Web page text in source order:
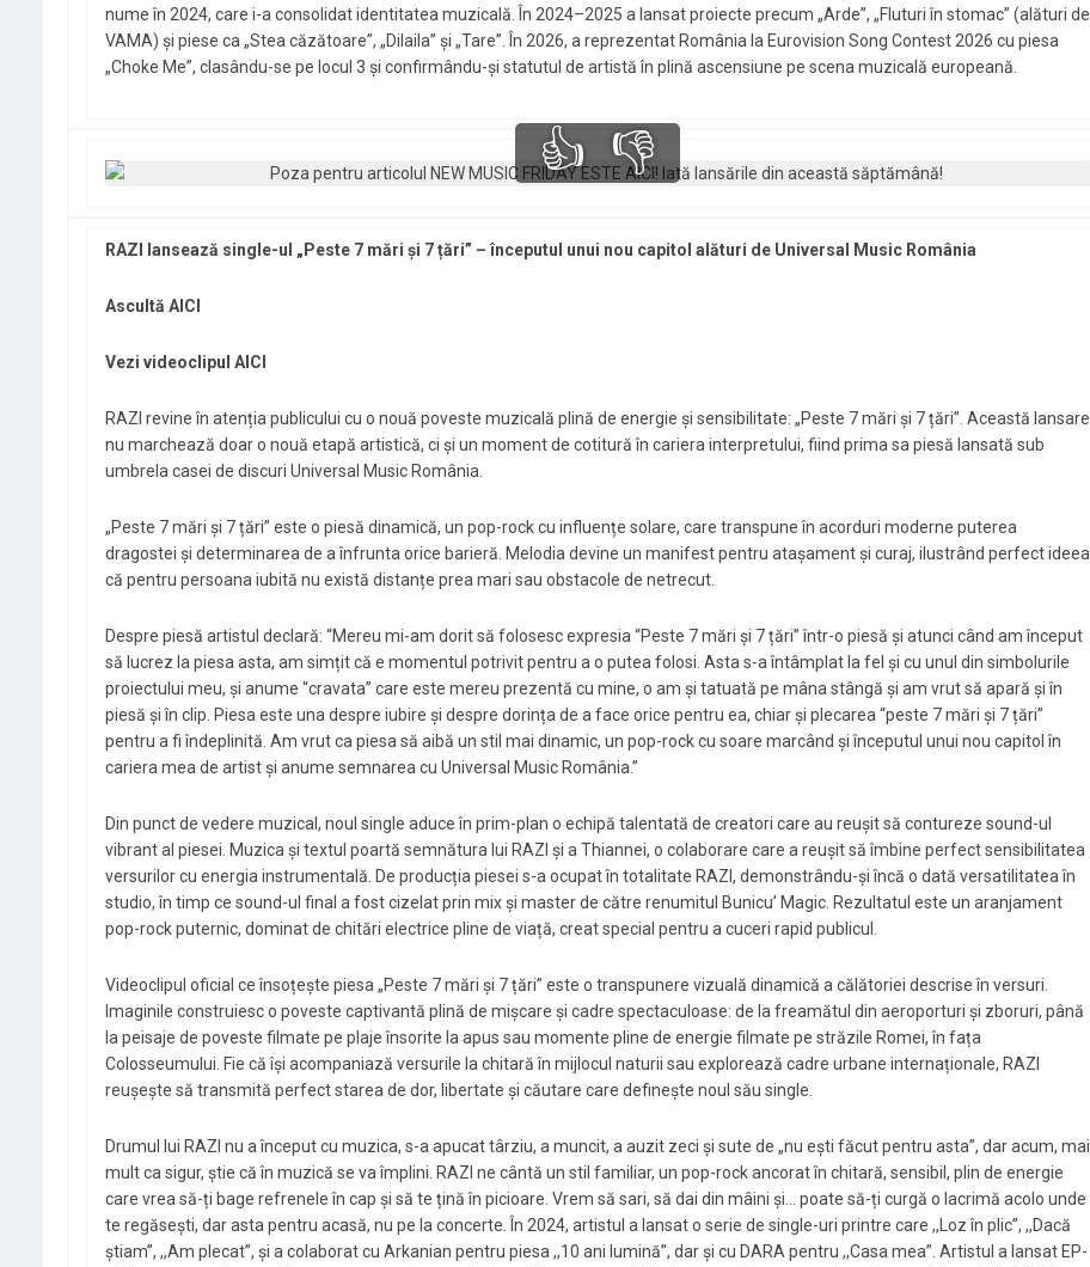
nume în 2024, care i-a consolidat identitatea muzicală. În 2024–2025 a lansat proiecte precum „Arde”, „Fluturi în stomac” (alături de
VAMA) și piese ca „Stea căzătoare”, „Dilaila” și „Tare”. În 2026, a reprezentat România la Eurovision Song Contest 2026 cu piesa
„Choke Me”, clasându-se pe locul 3 și confirmându-și statutul de artistă în plină ascensiune pe scena muzicală europeană.
👍 👎
RAZI lansează single-ul „Peste 7 mări și 7 țări” – începutul unui nou capitol alături de Universal Music România
Ascultă AICI
Vezi videoclipul AICI
RAZI revine în atenția publicului cu o nouă poveste muzicală plină de energie și sensibilitate: „Peste 7 mări și 7 țări”. Această lansare
nu marchează doar o nouă etapă artistică, ci și un moment de cotitură în cariera interpretului, fiind prima sa piesă lansată sub
umbrela casei de discuri Universal Music România.
„Peste 7 mări și 7 țări” este o piesă dinamică, un pop-rock cu influențe solare, care transpune în acorduri moderne puterea
dragostei și determinarea de a înfrunta orice barieră. Melodia devine un manifest pentru atașament și curaj, ilustrând perfect ideea
că pentru persoana iubită nu există distanțe prea mari sau obstacole de netrecut.
Despre piesă artistul declară: “Mereu mi-am dorit să folosesc expresia “Peste 7 mări și 7 țări” într-o piesă și atunci când am început
să lucrez la piesa asta, am simțit că e momentul potrivit pentru a o putea folosi. Asta s-a întâmplat la fel și cu unul din simbolurile
proiectului meu, și anume “cravata” care este mereu prezentă cu mine, o am și tatuată pe mâna stângă și am vrut să apară și în
piesă și în clip. Piesa este una despre iubire și despre dorința de a face orice pentru ea, chiar și plecarea “peste 7 mări și 7 țări”
pentru a fi îndeplinită. Am vrut ca piesa să aibă un stil mai dinamic, un pop-rock cu soare marcând și începutul unui nou capitol în
cariera mea de artist și anume semnarea cu Universal Music România.”
Din punct de vedere muzical, noul single aduce în prim-plan o echipă talentată de creatori care au reușit să contureze sound-ul
vibrant al piesei. Muzica și textul poartă semnătura lui RAZI și a Thiannei, o colaborare care a reușit să îmbine perfect sensibilitatea
versurilor cu energia instrumentală. De producția piesei s-a ocupat în totalitate RAZI, demonstrându-și încă o dată versatilitatea în
studio, în timp ce sound-ul final a fost cizelat prin mix și master de către renumitul Bunicu’ Magic. Rezultatul este un aranjament
pop-rock puternic, dominat de chitări electrice pline de viață, creat special pentru a cuceri rapid publicul.
Videoclipul oficial ce însoțește piesa „Peste 7 mări și 7 țări” este o transpunere vizuală dinamică a călătoriei descrise în versuri.
Imaginile construiesc o poveste captivantă plină de mișcare și cadre spectaculoase: de la freamătul din aeroporturi și zboruri, până
la peisaje de poveste filmate pe plaje însorite la apus sau momente pline de energie filmate pe străzile Romei, în fața
Colosseumului. Fie că își acompaniază versurile la chitară în mijlocul naturii sau explorează cadre urbane internaționale, RAZI
reușește să transmită perfect starea de dor, libertate și căutare care definește noul său single.
Drumul lui RAZI nu a început cu muzica, s-a apucat târziu, a muncit, a auzit zeci și sute de „nu ești făcut pentru asta”, dar acum, mai
mult ca sigur, știe că în muzică se va împlini. RAZI ne cântă un stil familiar, un pop-rock ancorat în chitară, sensibil, plin de energie
care vrea să-ți bage refrenele în cap și să te țină în picioare. Vrem să sari, să dai din mâini și… poate să-ți curgă o lacrimă acolo unde
te regăsești, dar asta pentru acasă, nu pe la concerte. În 2024, artistul a lansat o serie de single-uri printre care ,,Loz în plic”, ,,Dacă
știam”, ,,Am plecat”, și a colaborat cu Arkanian pentru piesa ,,10 ani lumină”, dar și cu DARA pentru ,,Casa mea”. Artistul a lansat EP-